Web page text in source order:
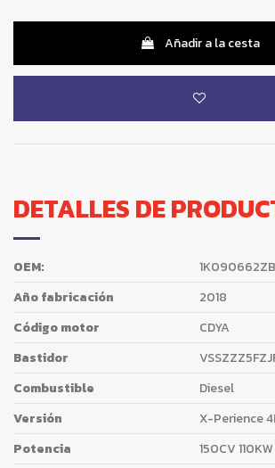
Añadir a la cesta
DETALLES DE
OEM:
1K090662ZB
Año fabricación
2018
Código motor
CDYA
Bastidor
Combustible
Diesel
Versión
X-Perience
Potencia
150CV 110KW